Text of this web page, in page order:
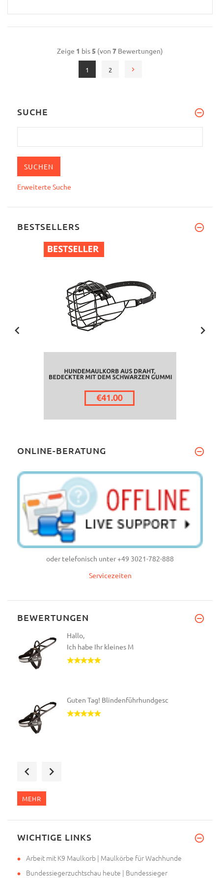
Zeige 1 bis5 (von 7 Bewertungen)
1 2
SUCHE
Erweiterte Suche
BESTSELLERS
ONLINE-BERATUNG
oder telefonisch unter +49 3021-782-888
Servicezeiten
BEWERTUNGEN
Hallo,
Ich habe Ihr kleines M
Guten Tag! Blindenführhundgesc
MEHR
WICHTIGE LINKS
Arbeit mit K9 Maulkorb | Maulkörbe für Wachhunde
Bundessiegerzuchtschau heute | Bundessieger